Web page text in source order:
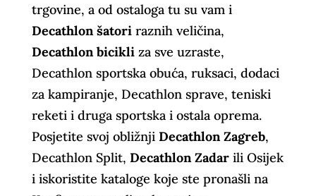
trgovine, a od ostaloga tu su vam i
Decathlon šatoriraznih veličina,
Decathlon bicikliza sve uzraste,
Decathlon sportska obuća, ruksaci, dodaci
za kampiranje, Decathlon sprave, teniski
reketi i druga sportska i ostala oprema.
Posjetite svoj obližnji Decathlon Zagreb,
Decathlon Split, Decathlon Zadarili Osijek
i iskoristite kataloge koje ste pronašli na